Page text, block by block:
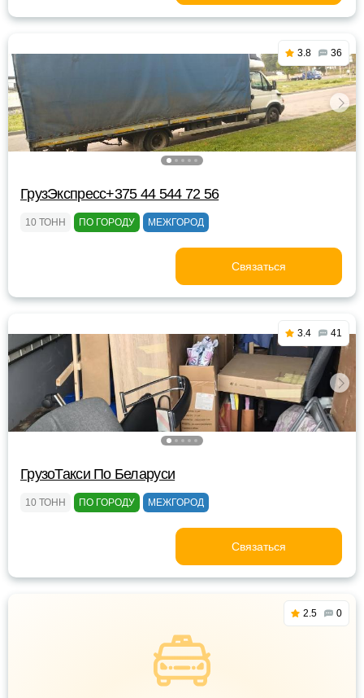
3.8 36
ГрузЭкспресс+375 44 544 72 56
10 ТОНН ПО ГОРОДУ МЕЖГОРОД
Связаться
3.4 41
ГрузоТакси По Беларуси
10 ТОНН ПО ГОРОДУ МЕЖГОРОД
Связаться
2.5 0